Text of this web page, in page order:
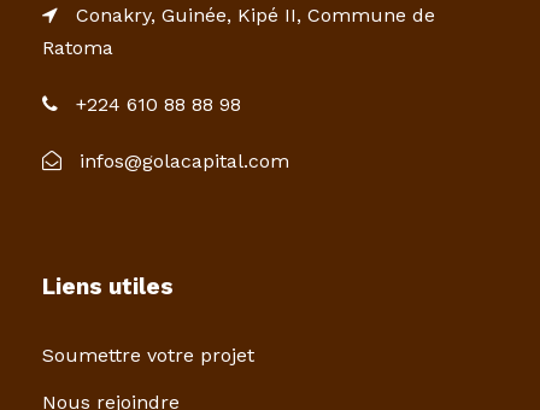
Conakry, Guinée, Kipé II, Commune de
Ratoma
+224 610 88 88 98
infos@golacapital.com
Liens utiles
Soumettre votre projet
Nous rejoindre